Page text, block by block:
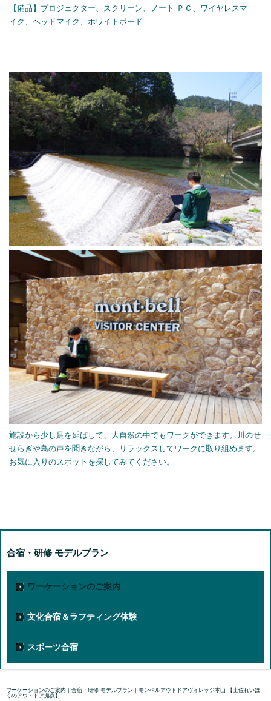
【備品】プロジェクター、スクリーン、ノート ＰＣ、ワイヤレスマ
イク、ヘッドマイク、ホワイトボード
施設から少し足を延ばして、大自然の中でもワークができます。川のせ
せらぎや鳥の声を聞きながら、リラックスしてワークに取り組めます。
お気に入りのスポットを探してみてください。
合宿・研修 モデルプラン
ワーケーションのご案内
文化合宿＆ラフティング体験
スポーツ合宿
ワーケーションのご案内｜合宿・研修 モデルプラン｜モンベルアウトドアヴィレッジ本山 【土佐れいほ
くのアウトドア拠点】